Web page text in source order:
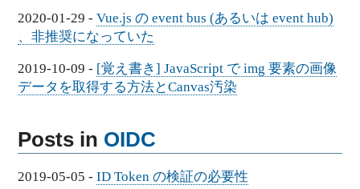
2020-01-29 -Vue.js の event bus (あるいは event hub)
、非推奨になっていた
2019-10-09 - [覚え書き] JavaScript で img 要素の画像
データを取得する方法とCanvas汚染
Posts in OIDC
2019-05-05 -ID Token の検証の必要性